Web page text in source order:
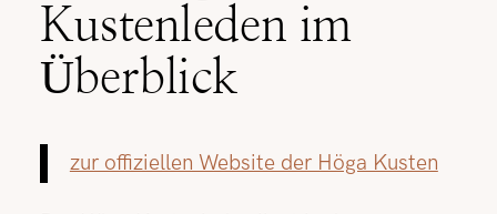
Kustenleden im
Überblick
zur offiziellen Website der Höga Kusten